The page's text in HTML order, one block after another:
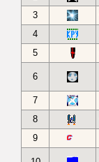
3
4
5
6
7
8
9